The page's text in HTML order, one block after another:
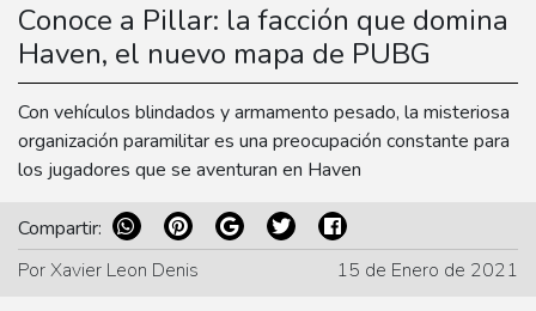
Conoce a Pillar: la facción que domina
Haven, el nuevo mapa de PUBG
Con vehículos blindados y armamento pesado, la misteriosa
organización paramilitar es una preocupación constante para
los jugadores que se aventuran en Haven
Compartir:
15 de Enero de 2021
Por Xavier Leon Denis